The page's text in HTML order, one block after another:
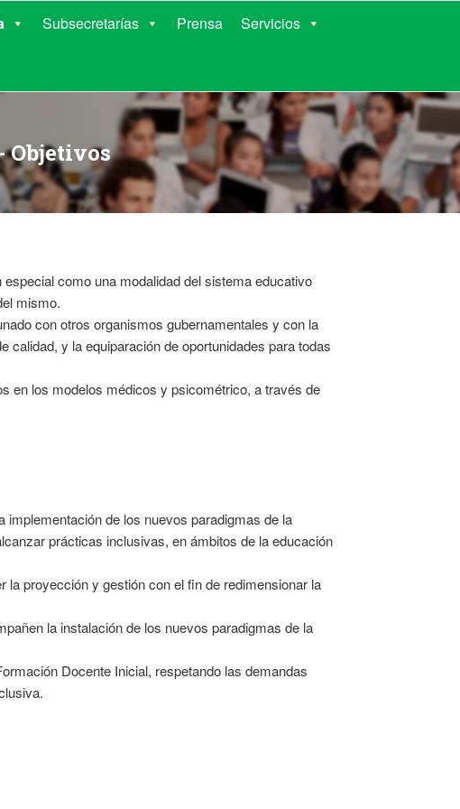
Subsecretarías Prensa Servicios
Objetivos
como una modalidad del sistema educativo
mismo.
con otros organismos gubernamentales y con la
calidad, y la equiparación de oportunidades para todas
en los modelos médicos y psicométrico, a través de
de los nuevos paradigmas de la
prácticas inclusivas, en ámbitos de la educación
proyección y gestión con el fin de redimensionar la
la instalación de los nuevos paradigmas de la
Docente Inicial, respetando las demandas